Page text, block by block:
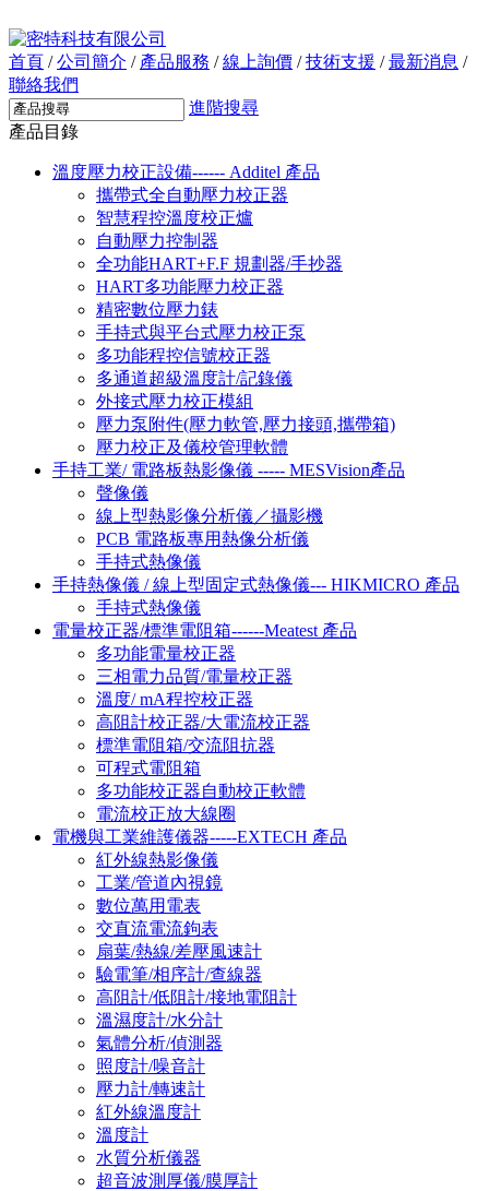
首頁 / 公司簡介 / 產品服務 / 線上詢價 / 技術支援 / 最新消息 /
聯絡我們
進階搜尋
產品目錄
溫度壓力校正設備------ Additel 產品
攜帶式全自動壓力校正器
智慧程控溫度校正爐
自動壓力控制器
全功能HART+F.F 規劃器/手抄器
HART多功能壓力校正器
精密數位壓力錶
手持式與平台式壓力校正泵
多功能程控信號校正器
多通道超級溫度計/記錄儀
外接式壓力校正模組
壓力泵附件(壓力軟管,壓力接頭,攜帶箱)
壓力校正及儀校管理軟體
手持工業/ 電路板熱影像儀 ----- MESVision產品
聲像儀
線上型熱影像分析儀／攝影機
PCB 電路板專用熱像分析儀
手持式熱像儀
手持熱像儀 / 線上型固定式熱像儀--- HIKMICRO 產品
手持式熱像儀
電量校正器/標準電阻箱------Meatest 產品
多功能電量校正器
三相電力品質/電量校正器
溫度/ mA程控校正器
高阻計校正器/大電流校正器
標準電阻箱/交流阻抗器
可程式電阻箱
多功能校正器自動校正軟體
電流校正放大線圈
電機與工業維護儀器-----EXTECH 產品
紅外線熱影像儀
工業/管道內視鏡
數位萬用電表
交直流電流鉤表
扇葉/熱線/差壓風速計
驗電筆/相序計/查線器
高阻計/低阻計/接地電阻計
溫濕度計/水分計
氣體分析/偵測器
照度計/噪音計
壓力計/轉速計
紅外線溫度計
溫度計
水質分析儀器
超音波測厚儀/膜厚計